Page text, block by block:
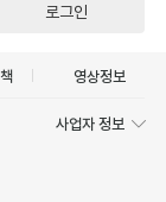
로그인
영상정보
사업자 정보